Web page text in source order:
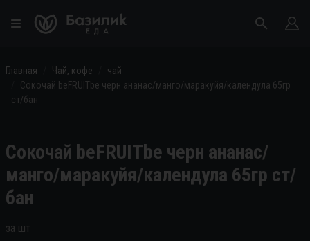
Главная Чай, кофе
чай
Сокочай beFRUITbe черн ананас/манго/маракуйя/календула 65гр
ст/бан
Сокочай beFRUITbe черн ананас/
манго/маракуйя/календула 65гр ст/
бан
за шт